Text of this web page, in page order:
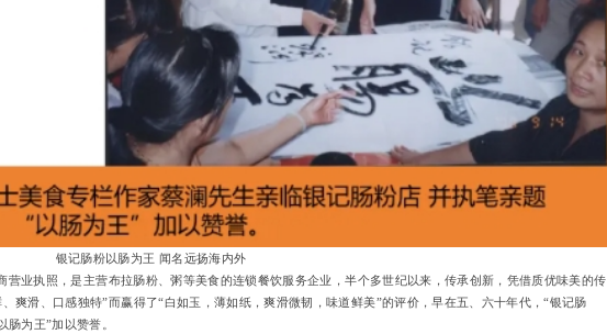
银记肠粉以肠为王 闻名远扬海内外
业执照，是主营布拉肠粉、粥等美食的连锁餐饮服务企业，半个多世纪以来，传承创新，凭借质优味美的传
爽滑、口感独特”而赢得了“白如玉，薄如纸，爽滑微韧，味道鲜美”的评价，早在五、六十年代，“银记肠
为王”加以赞誉。